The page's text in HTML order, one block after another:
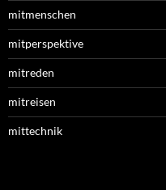
mitmenschen
mitperspektive
mitreden
mitreisen
mittechnik